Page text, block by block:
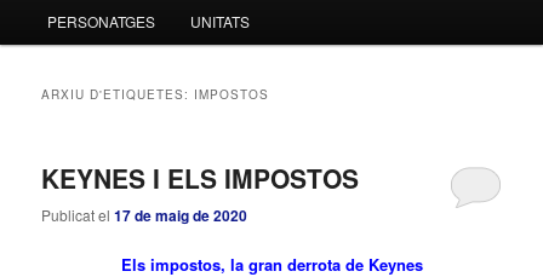
PERSONATGES UNITATS
ARXIU D'ETIQUETES: IMPOSTOS
KEYNES I ELS IMPOSTOS
Publicat el17 de maig de 2020
Els impostos, la gran derrota de Keynes